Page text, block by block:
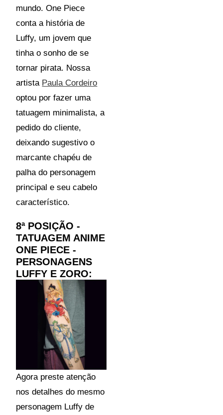
mundo. One Piece
conta a história de
Luffy, um jovem que
tinha o sonho de se
tornar pirata. Nossa
artista Paula Cordeiro
optou por fazer uma
tatuagem minimalista, a
pedido do cliente,
deixando sugestivo o
marcante chapéu de
palha do personagem
principal e seu cabelo
característico.
8ª POSIÇÃO -
TATUAGEM ANIME
ONE PIECE -
PERSONAGENS
LUFFY E ZORO:
Agora preste atenção
nos detalhes do mesmo
personagem Luffy de